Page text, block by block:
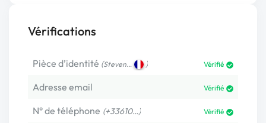
Vérifications
Pièce d’identité (Steven… ) Vérifié
Adresse email Vérifié
N° de téléphone (+33610…) Vérifié